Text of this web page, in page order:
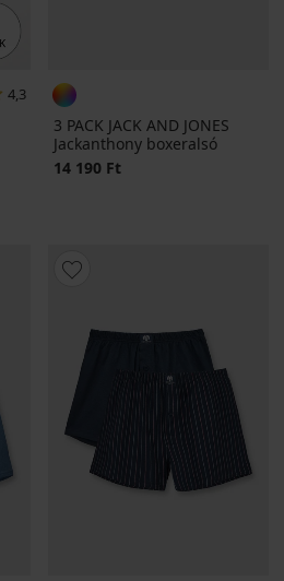
4,3
3 PACK JACK AND JONES
Jackanthony boxeralsó
14 190 Ft